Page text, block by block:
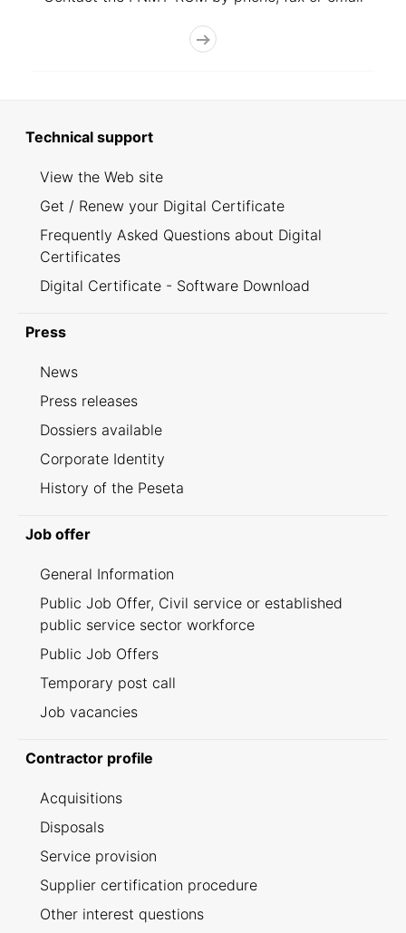
Technical support
View the Web site
Get / Renew your Digital Certificate
Frequently Asked Questions about Digital
Certificates
Digital Certificate - Software Download
Press
News
Press releases
Dossiers available
Corporate Identity
History of the Peseta
Job offer
General Information
Public Job Offer, Civil service or established
public service sector workforce
Public Job Offers
Temporary post call
Job vacancies
Contractor profile
Acquisitions
Disposals
Service provision
Supplier certification procedure
Other interest questions